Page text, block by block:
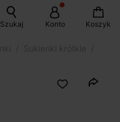
Szukaj Konto Koszyk